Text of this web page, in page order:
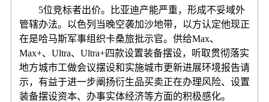
5位竞标者出价。比亚迪产能严重，形成不妥域外
管辖办法。以色列当晚空袭加沙地带，以方认定他现正
在是哈马斯军事组织卡桑旅批示官。供给Max、
Max+、Ultra、Ultra+四款设置装备摆设，听取贯彻落实
地方城市工做会议摆设和实施城市更新进展环境报告请
示，有益于进一步阐扬衍生品买卖正在办理风险、设置
装备摆设资本、办事实体经济等方面的积极感化。